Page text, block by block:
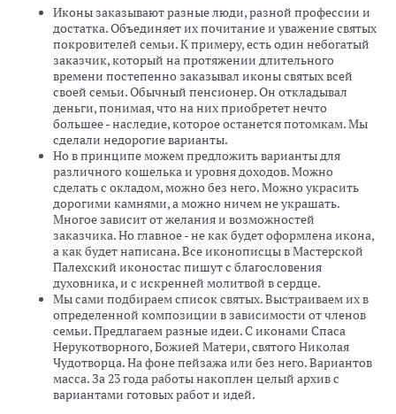
Иконы заказывают разные люди, разной профессии и
достатка. Объединяет их почитание и уважение святых
покровителей семьи. К примеру, есть один небогатый
заказчик, который на протяжении длительного
времени постепенно заказывал иконы святых всей
своей семьи. Обычный пенсионер. Он откладывал
деньги, понимая, что на них приобретет нечто
большее - наследие, которое останется потомкам. Мы
сделали недорогие варианты.
Но в принципе можем предложить варианты для
различного кошелька и уровня доходов. Можно
сделать с окладом, можно без него. Можно украсить
дорогими камнями, а можно ничем не украшать.
Многое зависит от желания и возможностей
заказчика. Но главное - не как будет оформлена икона,
а как будет написана. Все иконописцы в Мастерской
Палехский иконостас пишут с благословения
духовника, и с искренней молитвой в сердце.
Мы сами подбираем список святых. Выстраиваем их в
определенной композиции в зависимости от членов
семьи. Предлагаем разные идеи. С иконами Спаса
Нерукотворного, Божией Матери, святого Николая
Чудотворца. На фоне пейзажа или без него. Вариантов
масса. За 23 года работы накоплен целый архив с
вариантами готовых работ и идей.